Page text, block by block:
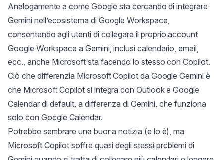
Analogamente a come Google sta cercando di integrare
Gemini nell’ecosistema di Google Workspace,
consentendo agli utenti di collegare il proprio account
Google Workspace a Gemini, inclusi calendario, email,
ecc., anche Microsoft sta facendo lo stesso con Copilot.
Ciò che differenzia Microsoft Copilot da Google Gemini è
che Microsoft Copilot si integra con Outlook e Google
Calendar di default, a differenza di Gemini, che funziona
solo con Google Calendar.
Potrebbe sembrare una buona notizia (e lo è), ma
Microsoft Copilot soffre quasi degli stessi problemi di